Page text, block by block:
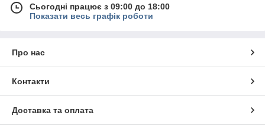
Сьогодні працює з 09:00 до 18:00
Показати весь графік роботи
Про нас
Контакти
Доставка та оплата